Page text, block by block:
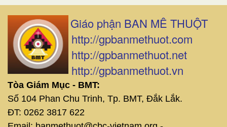
Giáo phận BAN MÊ THUỘT
http://gpbanmethuot.com
http://gpbanmethuot.net
http://gpbanmethuot.vn
Tòa Giám Mục - BMT:
Số 104 Phan Chu Trinh, Tp. BMT, Đắk Lắk.
ĐT: 0262 3817 622